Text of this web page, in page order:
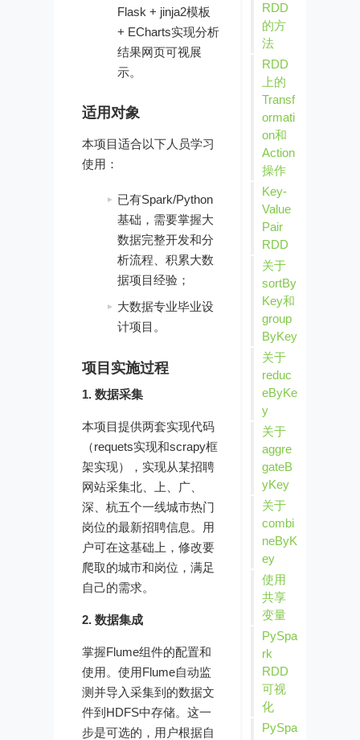
Flask + jinja2模板
+ ECharts实现分析
结果网页可视展
示。
适用对象
本项目适合以下人员学习
使用：
已有Spark/Python
基础，需要掌握大
数据完整开发和分
析流程、积累大数
据项目经验；
大数据专业毕业设
计项目。
项目实施过程
1. 数据采集
本项目提供两套实现代码
（requets实现和scrapy框
架实现），实现从某招聘
网站采集北、上、广、
深、杭五个一线城市热门
岗位的最新招聘信息。用
户可在这基础上，修改要
爬取的城市和岗位，满足
自己的需求。
2. 数据集成
掌握Flume组件的配置和
使用。使用Flume自动监
测并导入采集到的数据文
件到HDFS中存储。这一
步是可选的，用户根据自
RDD
的方
法
RDD
上的
Transf
ormati
on和
Action
操作
Key-
Value
Pair
RDD
关于
sortBy
Key和
group
ByKey
关于
reduc
eByKe
y
关于
aggre
gateB
yKey
关于
combi
neByK
ey
使用
共享
变量
PySpa
rk
RDD
可视
化
PySpa